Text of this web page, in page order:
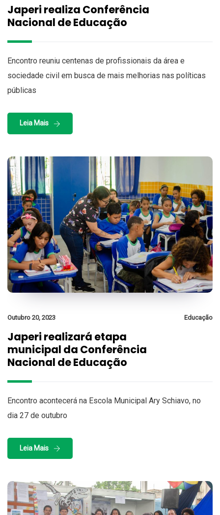
Japeri realiza Conferência
Nacional de Educação
Encontro reuniu centenas de profissionais da área e
sociedade civil em busca de mais melhorias nas políticas
públicas
Leia Mais
Outubro 20, 2023 Educação
Japeri realizará etapa
municipal da Conferência
Nacional de Educação
Encontro acontecerá na Escola Municipal Ary Schiavo, no
dia 27 de outubro
Leia Mais